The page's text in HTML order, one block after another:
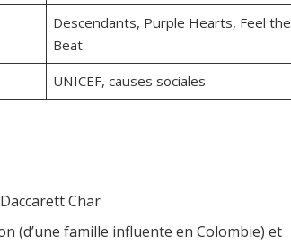
Descendants, Purple Hearts, Feel the
Beat
UNICEF, causes sociales
Char
(d’une famille influente en Colombie) et